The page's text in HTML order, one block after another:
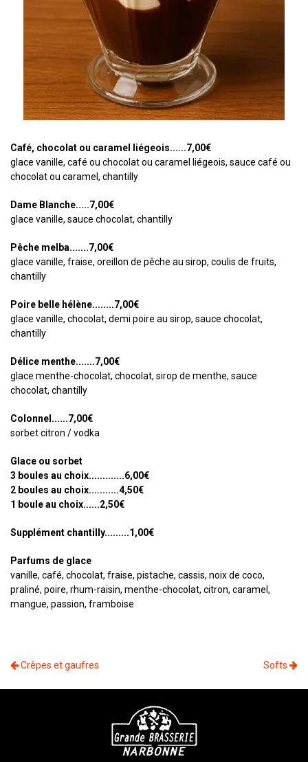
Café, chocolat ou caramel liégeois......7,00€
glace vanille, café ou chocolat ou caramel liégeois, sauce café ou
chocolat ou caramel, chantilly
Dame Blanche.....7,00€
glace vanille, sauce chocolat, chantilly
Pêche melba.......7,00€
glace vanille, fraise, oreillon de pêche au sirop, coulis de fruits,
chantilly
Poire belle hélène........7,00€
glace vanille, chocolat, demi poire au sirop, sauce chocolat,
chantilly
Délice menthe.......7,00€
glace menthe-chocolat, chocolat, sirop de menthe, sauce
chocolat, chantilly
Colonnel......7,00€
sorbet citron / vodka
Glace ou sorbet
3 boules au choix.............6,00€
2 boules au choix...........4,50€
1 boule au choix......2,50€
Supplément chantilly.........1,00€
Parfums de glace
vanille, café, chocolat, fraise, pistache, cassis, noix de coco,
praliné, poire, rhum-raisin, menthe-chocolat, citron, caramel,
mangue, passion, framboise
Crêpes et gaufres Softs